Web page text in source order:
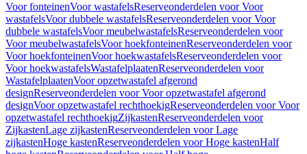
Voor fonteinenVoor wastafelsReserveonderdelen voor Voor
wastafelsVoor dubbele wastafelsReserveonderdelen voor Voor
dubbele wastafelsVoor meubelwastafelsReserveonderdelen voor
Voor meubelwastafelsVoor hoekfonteinenReserveonderdelen voor
Voor hoekfonteinenVoor hoekwastafelsReserveonderdelen voor
Voor hoekwastafelsWastafelplaatenReserveonderdelen voor
WastafelplaatenVoor opzetwastafel afgerond
designReserveonderdelen voor Voor opzetwastafel afgerond
designVoor opzetwastafel rechthoekigReserveonderdelen voor Voor
opzetwastafel rechthoekigZijkastenReserveonderdelen voor
ZijkastenLage zijkastenReserveonderdelen voor Lage
zijkastenHoge kastenReserveonderdelen voor Hoge kastenHalf